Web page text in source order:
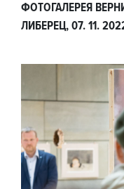
ФОТОГАЛЕРЕЯ
ЛИБЕРЕЦ, 07. 11.